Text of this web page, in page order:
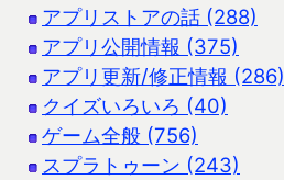
アプリストアの話 (288)
アプリ公開情報 (375)
アプリ更新/修正情報 (286)
クイズいろいろ (40)
ゲーム全般 (756)
スプラトゥーン (243)